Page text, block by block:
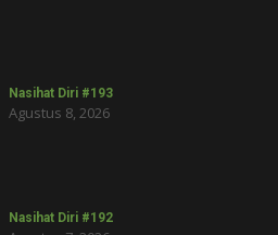
Nasihat Diri #193
Agustus 8, 2026
Nasihat Diri #192